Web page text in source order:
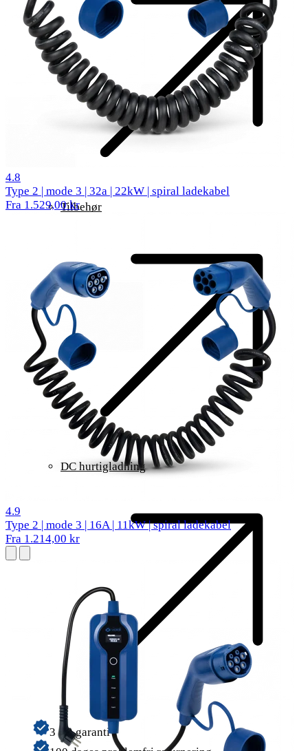
Tilbehør
DC hurtigladning
3 års garanti
4.8
Type 2 | mode 3 | 32a | 22kW | spiral ladekabel
Fra 1.529,00 kr
4.9
Type 2 | mode 3 | 16A | 11kW | spiral ladekabel
Fra 1.214,00 kr